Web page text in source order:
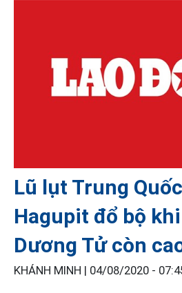
Lũ lụt Trung
Hagupit đổ bộ
Dương Tử còn
KHÁNH MINH | 04/08/2020 -